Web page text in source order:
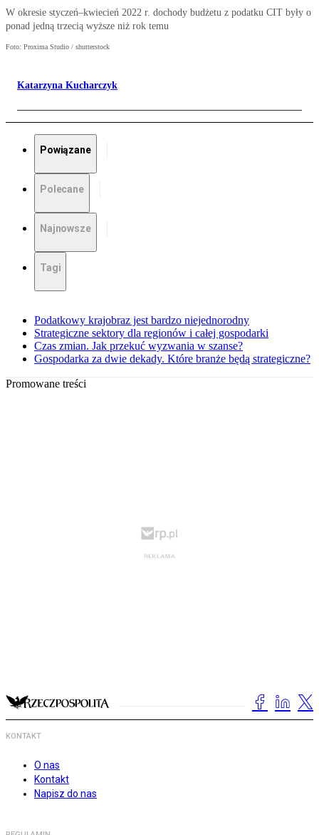
W okresie styczeń–kwiecień 2022 r. dochody budżetu z podatku CIT były o
ponad jedną trzecią wyższe niż rok temu
Foto: Proxima Studio / shutterstock
Katarzyna Kucharczyk
Powiązane
Polecane
Najnowsze
Tagi
Podatkowy krajobraz jest bardzo niejednorodny
Strategiczne sektory dla regionów i całej gospodarki
Czas zmian. Jak przekuć wyzwania w szanse?
Gospodarka za dwie dekady. Które branże będą strategiczne?
Promowane treści
KONTAKT
O nas
Kontakt
Napisz do nas